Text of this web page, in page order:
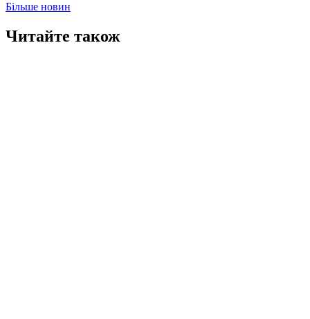
Більше новин
Читайте також